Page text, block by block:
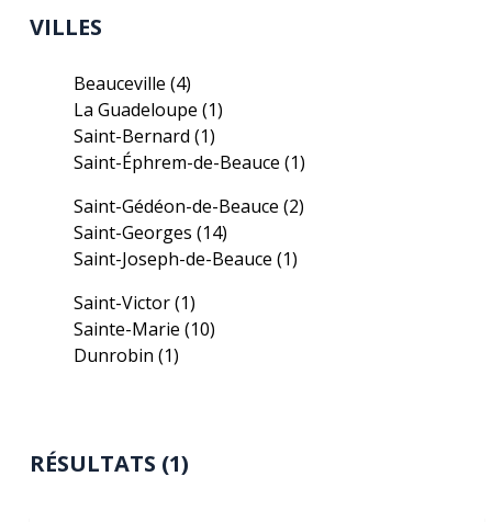
VILLES
Beauceville(4)
La Guadeloupe(1)
Saint-Bernard(1)
Saint-Éphrem-de-Beauce(1)
Saint-Gédéon-de-Beauce(2)
Saint-Georges(14)
Saint-Joseph-de-Beauce(1)
Saint-Victor(1)
Sainte-Marie(10)
Dunrobin(1)
RÉSULTATS (1)